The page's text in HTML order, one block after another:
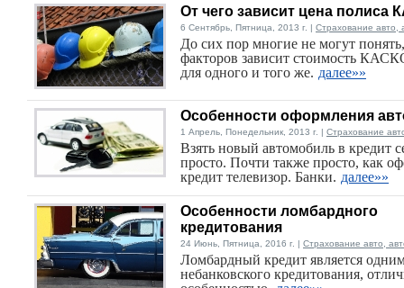
От чего зависит цена полиса
6 Сентябрь, Пятница, 2013 г. | Страхование авто,
До сих пор многие не могут
факторов зависит стоимость
для одного и того же. далее»»
Особенности оформления
1 Апрель, Понедельник, 2013 г. | Страхование
Взять новый автомобиль в кредит
просто. Почти также просто, как
кредит телевизор. Банки. далее»»
Особенности ломбардного
кредитования
24 Июнь, Пятница, 2016 г. | Страхование авто,
Ломбардный кредит является
небанковского кредитования,